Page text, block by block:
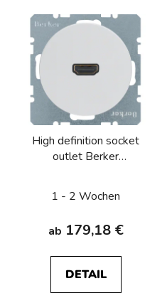
High definition socket
outlet Berker
1 - 2 Wochen
ab 179,18 €
DETAIL